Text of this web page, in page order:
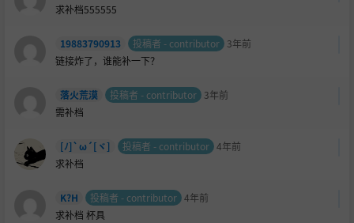
求补档555555
19883790913 投稿者 - contributor 3年前
链接炸了，谁能补一下？
落火荒漠 投稿者 - contributor 3年前
需补档
[ﾉ]`ω´[ヾ] 投稿者 - contributor 4年前
求补档
K?H 投稿者 - contributor 4年前
求补档 杯具